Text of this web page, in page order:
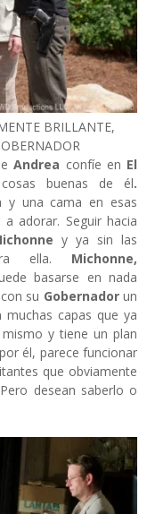
BRILLANTE,
Andrea confíe en El
buenas de él.
y una cama en esas
adorar. Seguir hacia
y ya sin las
ella. Michonne,
basarse en nada
su Gobernadorun
capas que ya
y tiene un plan
él, parece funcionar
que obviamente
desean saberlo o